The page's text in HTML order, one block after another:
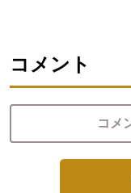
コメント
コメ